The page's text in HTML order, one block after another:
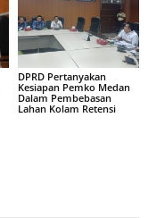
DPRD Pertanyakan
Kesiapan Pemko Medan
Dalam Pembebasan
Lahan Kolam Retensi